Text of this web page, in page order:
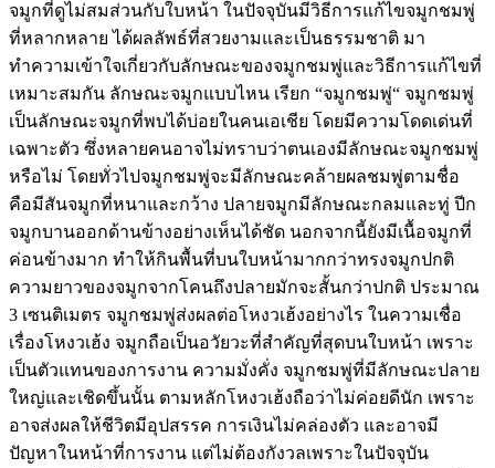
จมูกที่ดูไม่สมส่วนกับใบหน้า ในปัจจุบันมีวิธีการแก้ไขจมูกชมพู่
ที่หลากหลาย ได้ผลลัพธ์ที่สวยงามและเป็นธรรมชาติ มา
ทำความเข้าใจเกี่ยวกับลักษณะของจมูกชมพู่และวิธีการแก้ไขที่
เหมาะสมกัน ลักษณะจมูกแบบไหน เรียก “จมูกชมพู่“ จมูกชมพู่
เป็นลักษณะจมูกที่พบได้บ่อยในคนเอเชีย โดยมีความโดดเด่นที่
เฉพาะตัว ซึ่งหลายคนอาจไม่ทราบว่าตนเองมีลักษณะจมูกชมพู่
หรือไม่ โดยทั่วไปจมูกชมพู่จะมีลักษณะคล้ายผลชมพู่ตามชื่อ
คือมีสันจมูกที่หนาและกว้าง ปลายจมูกมีลักษณะกลมและทู่ ปีก
จมูกบานออกด้านข้างอย่างเห็นได้ชัด นอกจากนี้ยังมีเนื้อจมูกที่
ค่อนข้างมาก ทำให้กินพื้นที่บนใบหน้ามากกว่าทรงจมูกปกติ
ความยาวของจมูกจากโคนถึงปลายมักจะสั้นกว่าปกติ ประมาณ
3 เซนติเมตร จมูกชมพู่ส่งผลต่อโหงวเฮ้งอย่างไร ในความเชื่อ
เรื่องโหงวเฮ้ง จมูกถือเป็นอวัยวะที่สำคัญที่สุดบนใบหน้า เพราะ
เป็นตัวแทนของการงาน ความมั่งคั่ง จมูกชมพู่ที่มีลักษณะปลาย
ใหญ่และเชิดขึ้นนั้น ตามหลักโหงวเฮ้งถือว่าไม่ค่อยดีนัก เพราะ
อาจส่งผลให้ชีวิตมีอุปสรรค การเงินไม่คล่องตัว และอาจมี
ปัญหาในหน้าที่การงาน แต่ไม่ต้องกังวลเพราะในปัจจุบัน